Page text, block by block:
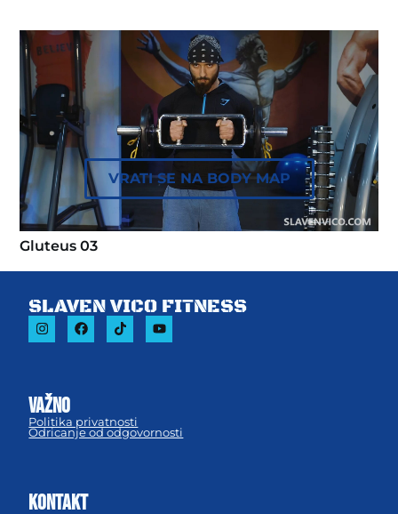
Gluteus 03
Gluteus 02
VRATI SE NA BODY MAP
SLAVEN VICO FITNESS
važno
Politika privatnosti
Odricanje od odgovornosti
KONTAKT